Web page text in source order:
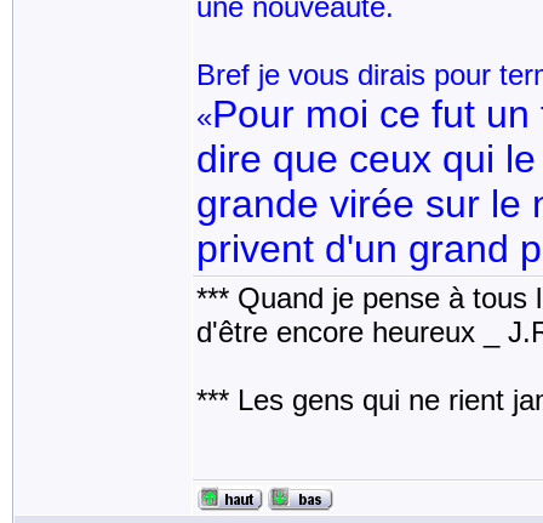
une nouveauté.
Bref je vous dirais pour
«Pour moi ce fut
dire que ceux qui
grande virée sur le
privent d'un grand
*** Quand je pense à tous
d'être encore heureux _
*** Les gens qui ne rient